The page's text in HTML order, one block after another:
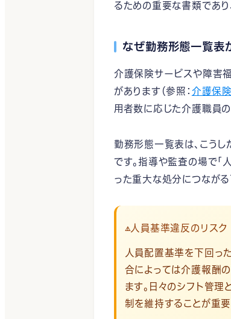
るための重要な書類であり
なぜ勤務形態一覧表
介護保険サービスや障害
があります（参照： 介護保
用者数に応じた介護職員
勤務形態一覧表は、こう
です。指導や監査の場で「
った重大な処分につなが
⚠️人員基準違反のリスク
人員配置基準を下回っ
合によっては介護報酬
ます。日々のシフト管
制を維持することが重要